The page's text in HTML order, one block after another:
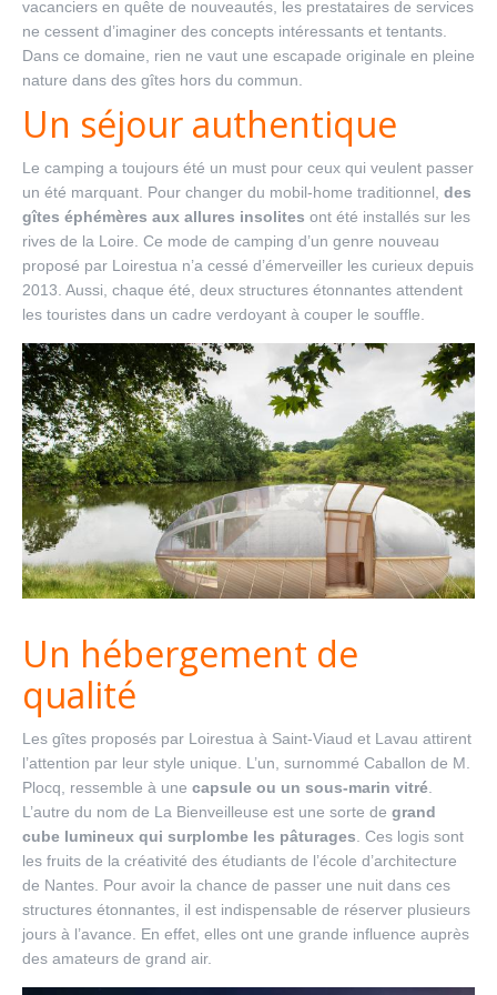
vacanciers en quête de nouveautés, les prestataires de services
ne cessent d’imaginer des concepts intéressants et tentants.
Dans ce domaine, rien ne vaut une escapade originale en pleine
nature dans des gîtes hors du commun.
Un séjour authentique
Le camping a toujours été un must pour ceux qui veulent passer
un été marquant. Pour changer du mobil-home traditionnel, des
gîtes éphémères aux allures insolites ont été installés sur les
rives de la Loire. Ce mode de camping d’un genre nouveau
proposé par Loirestua n’a cessé d’émerveiller les curieux depuis
2013. Aussi, chaque été, deux structures étonnantes attendent
les touristes dans un cadre verdoyant à couper le souffle.
Un hébergement de
qualité
Les gîtes proposés par Loirestua à Saint-Viaud et Lavau attirent
l’attention par leur style unique. L’un, surnommé Caballon de M.
Plocq, ressemble à une capsule ou un sous-marin vitré
L’autre du nom de La Bienveilleuse est une sorte de grand
cube lumineux qui surplombe les pâturages . Ces logis sont
les fruits de la créativité des étudiants de l’école d’architecture
de Nantes. Pour avoir la chance de passer une nuit dans ces
structures étonnantes, il est indispensable de réserver plusieurs
jours à l’avance. En effet, elles ont une grande influence auprès
des amateurs de grand air.